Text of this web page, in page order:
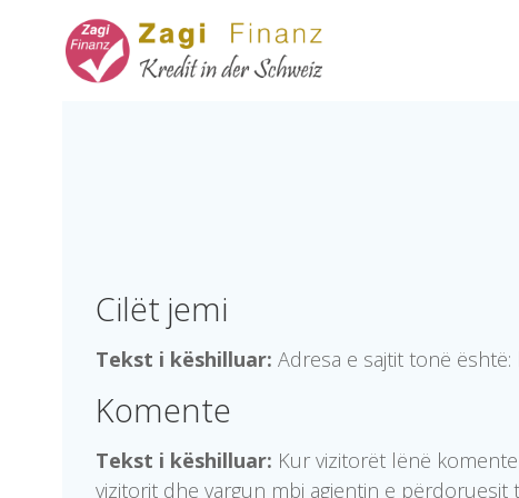
content
Cilët jemi
Tekst i këshilluar: Adresa e sajtit tonë është:
Komente
Tekst i këshilluar: Kur vizitorët lënë
vizitorit dhe vargun mbi agjentin e